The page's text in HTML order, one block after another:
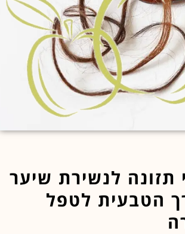
תזונה לנשירת שיער
הטבעית לטפל